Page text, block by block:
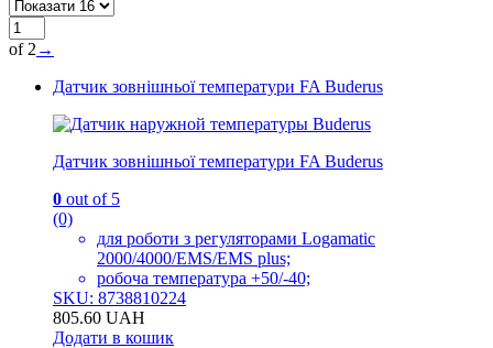
of 2 →
Датчик зовнішньої температури FA Buderus
Датчик зовнішньої температури FA Buderus
0 out of 5
(0)
для роботи з регуляторами Logamatic
2000/4000/EMS/EMS plus;
робоча температура +50/-40;
SKU: 8738810224
805.60 UAH
Додати в кошик